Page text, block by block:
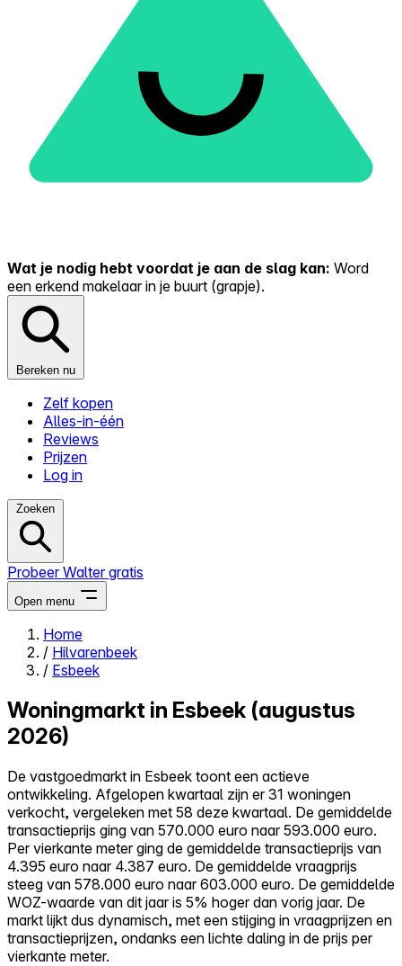
Wat je nodig hebt voordat je aan de slag kan: Word
een erkend makelaar in je buurt (grapje).
Bereken nu
Zelf kopen
Alles-in-één
Reviews
Prijzen
Log in
Zoeken
Probeer Walter gratis
Open menu
Close menu
Alles-in-één
Reviews
Prijzen
Log in
Probeer Walter gratis
Home
/ Hilvarenbeek
/ Esbeek
Woningmarkt in Esbeek (augustus
2026)
De vastgoedmarkt in Esbeek toont een actieve
ontwikkeling. Afgelopen kwartaal zijn er 31 woningen
verkocht, vergeleken met 58 deze kwartaal. De gemiddelde
transactieprijs ging van 570.000 euro naar 593.000 euro.
Per vierkante meter ging de gemiddelde transactieprijs van
4.395 euro naar 4.387 euro. De gemiddelde vraagprijs
steeg van 578.000 euro naar 603.000 euro. De gemiddelde
WOZ-waarde van dit jaar is 5% hoger dan vorig jaar. De
markt lijkt dus dynamisch, met een stijging in vraagprijzen en
transactieprijzen, ondanks een lichte daling in de prijs per
vierkante meter.